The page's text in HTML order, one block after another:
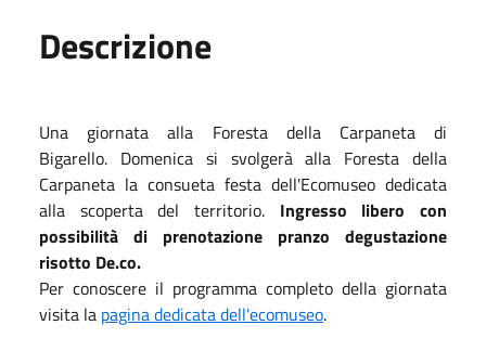
Descrizione
Una giornata alla Foresta della Carpaneta di
Bigarello. Domenica si svolgerà alla Foresta della
Carpaneta la consueta festa dell'Ecomuseo dedicata
alla scoperta del territorio. Ingresso libero con
possibilità di prenotazione pranzo degustazione
risotto De.co.
Per conoscere il programma completo della giornata
visita la pagina dedicata dell'ecomuseo.